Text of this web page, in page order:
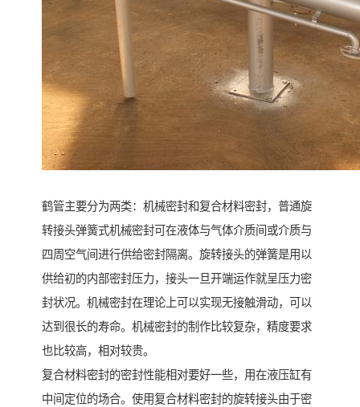
鹤管主要分为两类：机械密封和复合材料密封，普通旋
转接头弹簧式机械密封可在液体与气体介质间或介质与
四周空气间进行供给密封隔离。旋转接头的弹簧是用以
供给初的内部密封压力，接头一旦开端运作就呈压力密
封状况。机械密封在理论上可以实现无接触滑动，可以
达到很长的寿命。机械密封的制作比较复杂，精度要求
也比较高，相对较贵。
复合材料密封的密封性能相对要好一些，用在液压缸有
中间定位的场合。使用复合材料密封的旋转接头由于密